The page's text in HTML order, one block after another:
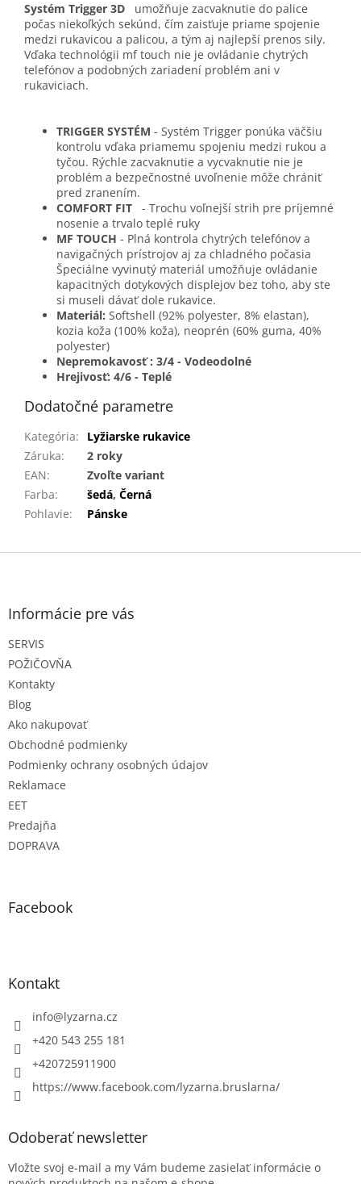
Systém Trigger 3D
umožňuje zacvaknutie do palice
počas niekoľkých sekúnd, čím zaisťuje priame spojenie
medzi rukavicou a palicou, a tým aj najlepší prenos sily.
Vďaka technológii mf touch nie je ovládanie chytrých
telefónov a podobných zariadení problém ani v
rukaviciach.
TRIGGER SYSTÉM - Systém Trigger ponúka väčšiu
kontrolu vďaka priamemu spojeniu medzi rukou a
tyčou. Rýchle zacvaknutie a vycvaknutie nie je
problém a bezpečnostné uvoľnenie môže chrániť
pred zranením.
COMFORT FIT
- Trochu voľnejší strih pre príjemné
nosenie a trvalo teplé ruky
MF TOUCH - Plná kontrola chytrých telefónov a
navigačných prístrojov aj za chladného počasia
Špeciálne vyvinutý materiál umožňuje ovládanie
kapacitných dotykových displejov bez toho, aby ste
si museli dávať dole rukavice.
Materiál: Softshell (92% polyester, 8% elastan),
kozia koža (100% koža), neoprén (60% guma, 40%
polyester)
Nepremokavosť : 3/4 - Vodeodolné
Hrejivosť: 4/6 - Teplé
Dodatočné parametre
Kategória:
Lyžiarske rukavice
Záruka:
2 roky
EAN:
Zvoľte variant
Farba: šedá, Černá
Pohlavie: Pánske
Z
Informácie pre vás
SERVIS
POŽIČOVŇA
Kontakty
Blog
Ako nakupovať
Obchodné podmienky
Podmienky ochrany osobných údajov
Reklamace
EET
Predajňa
DOPRAVA
Facebook
Kontakt
info@lyzarna.cz
+420 543 255 181
+420725911900
https://www.facebook.com/lyzarna.bruslarna/
Odoberať newsletter
Vložte svoj e-mail a my Vám budeme zasielať informácie o